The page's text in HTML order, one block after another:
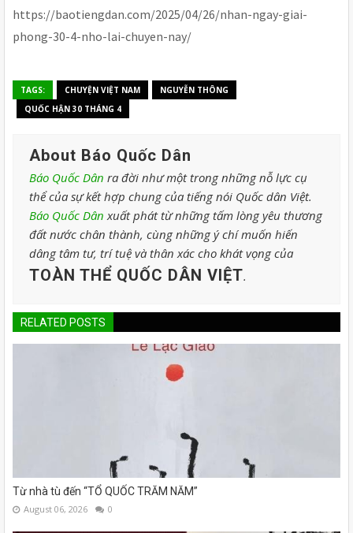
https://baotiengdan.com/2025/04/26/nhan-ngay-giai-
phong-30-4-nho-lai-chuyen-nay/
TAGS: CHUYỆN VIỆT NAM
NGUYỄN THÔNG
QUỐC HẬN 30 THÁNG 4
About Báo Quốc Dân
Báo Quốc Dân ra đời như một trong những nỗ lực cụ
thể của sự kết hợp chung của tiếng nói Quốc dân Việt.
Báo Quốc Dân xuất phát từ những tấm lòng yêu thương
đất nước chân thành, cùng những ý chí muốn hiến
dâng tâm tư, trí tuệ và thân xác cho khát vọng của
TOÀN THỂ QUỐC DÂN VIỆT.
RELATED POSTS
Từ nhà tù đến “TỔ QUỐC TRĂM NĂM”
August 06, 2026 0